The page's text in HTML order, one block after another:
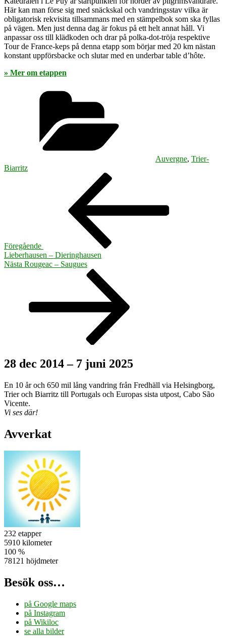
Här kan man förse sig med snäckskal och vandringsstav vilka är
obligatorisk rekvisita tillsammans med en stämpelbok som ska fyllas
på vägen. Men just denna dag är fokus på ett helt annat håll. Vi
anpassar oss till klädkoden och drar på polka-dot-tröja respektive
Tour de France-keps på denna etapp som börjar med 20 km nästan
konstant uppförsbacke och slutar med en underbar table d’hôte.
» Mer om etappen
Auvergne, Trier-
Biarritz
Inläggsnavigering
Föregående
Lieberhausen – Dieringhausen
Nästa
Nästa Rougeac – Saugues
28 dec 2014 – 7 juni 2025
En 10 år och 650 mil lång vandring från Fredhäll via Helsingborg,
Trier och Biarritz till Portugals och Europas sista utpost, Cabo São
Vicente.
Vi ses där!
Avverkat
232 etapper
5910 kilometer
100 %
78121 höjdmeter
Besök oss…
på Google maps
på Instagram
på Wikiloc
se alla bilder